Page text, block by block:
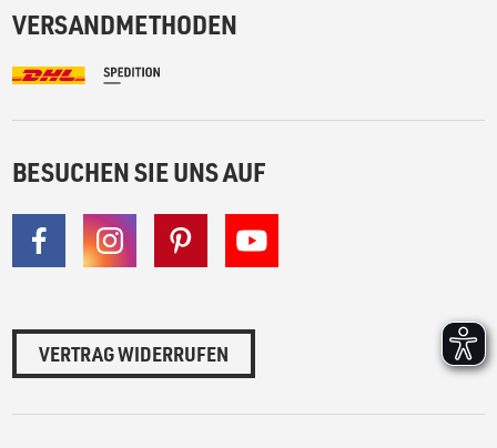
VERSANDMETHODEN
BESUCHEN SIE UNS AUF
VERTRAG WIDERRUFEN